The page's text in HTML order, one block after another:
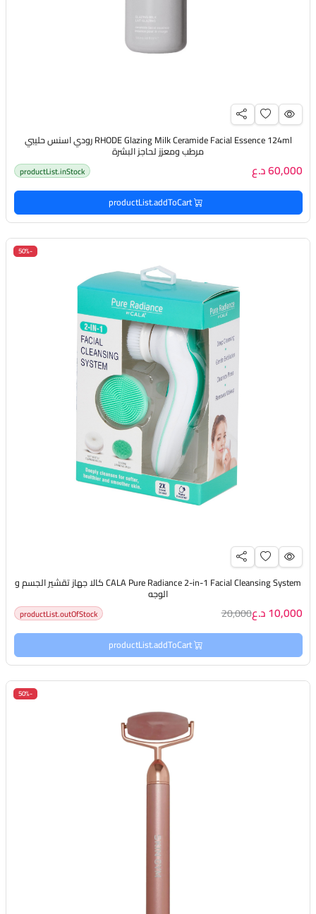
RHODE Glazing Milk Ceramide Facial Essence 124ml رودي اسنس حليبي
مرطب ومعزز لحاجز البشرة
60,000 د.ع productList.inStock
productList.addToCart
-50%
CALA Pure Radiance 2-in-1 Facial Cleansing System كالا جهاز تقشير الجسم و
الوجه
10,000 د.ع 20,000
productList.outOfStock
productList.addToCart
-50%